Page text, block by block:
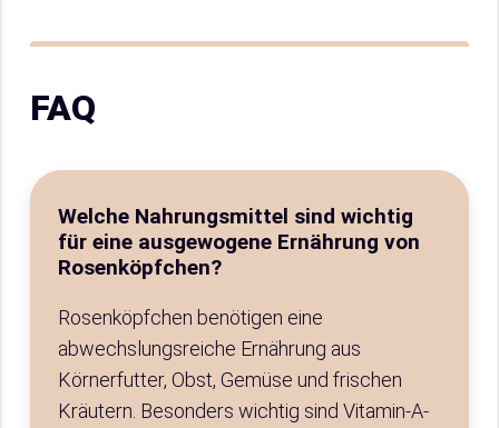
FAQ
Welche Nahrungsmittel sind wichtig
für eine ausgewogene Ernährung von
Rosenköpfchen?
Rosenköpfchen benötigen eine
abwechslungsreiche Ernährung aus
Körnerfutter, Obst, Gemüse und frischen
Kräutern. Besonders wichtig sind Vitamin-A-